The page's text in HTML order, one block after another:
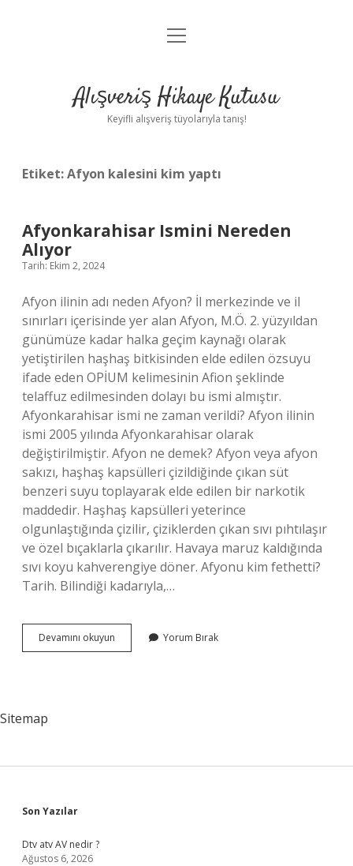
Anasayfa
Yasal Uyarı
menüyü
Alışveriş Hikaye Kutusu
Keyifli alışveriş tüyolarıyla tanış!
Etiket:Afyon kalesini kim yaptı
Afyonkarahisar Ismini Nereden
Alıyor
Tarih: Ekim 2, 2024
Afyon ilinin adı neden Afyon? İl merkezinde ve il
sınırları içerisinde yer alan Afyon, M.Ö. 2. yüzyıldan
günümüze kadar halka geçim kaynağı olarak
yetiştirilen haşhaş bitkisinden elde edilen özsuyu
ifade eden OPİUM kelimesinin Afion şeklinde
telaffuz edilmesinden dolayı bu ismi almıştır.
Afyonkarahisar ismi ne zaman verildi? Afyon ilinin
ismi 2005 yılında Afyonkarahisar olarak
değiştirilmiştir. Afyon ne demek? Afyon veya afyon
sakızı, haşhaş kapsülleri çizildiğinde çıkan süt
benzeri suyu toplayarak elde edilen bir narkotik
maddedir. Haşhaş kapsülleri yeterince
olgunlaştığında çizilir, çiziklerden çıkan sıvı pıhtılaşır
ve özel bıçaklarla çıkarılır. Havaya maruz kaldığında
sıvı koyu kahverengiye döner. Afyonu kim fethetti?
Tarih. Bilindiği kadarıyla,…
Devamını okuyun Afyonkarahisar
Ismini
Yorum Bırak
Sitemap
Sidebar
Son Yazılar
Dtv atv AV nedir ?
Ağustos 6, 2026